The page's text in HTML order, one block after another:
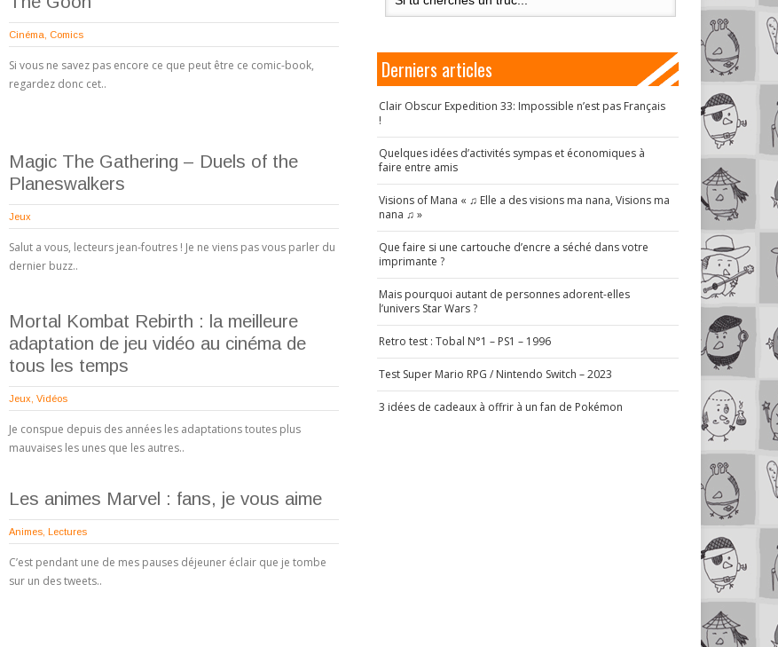
Cinéma Comics
Si vous ne savez pas encore ce que peut être ce comic-book,
regardez donc cet..
Magic The Gathering – Duels of the
Planeswalkers
Jeux
Salut a vous, lecteurs jean-foutres ! Je ne viens pas vous parler du
dernier buzz..
Mortal Kombat Rebirth : la meilleure
adaptation de jeu vidéo au cinéma de
tous les temps
Jeux Vidéos
Je conspue depuis des années les adaptations toutes plus
mauvaises les unes que les autres..
Les animes Marvel : fans, je vous aime
Animes Lectures
C’est pendant une de mes pauses déjeuner éclair que je tombe
sur un des tweets..
Derniers articles
Clair Obscur Expedition 33: Impossible n’est pas Français
!
Quelques idées d’activités sympas et économiques à
faire entre amis
Visions of Mana « ♫ Elle a des visions ma nana, Visions ma
nana ♫ »
Que faire si une cartouche d’encre a séché dans votre
imprimante ?
Mais pourquoi autant de personnes adorent-elles
l’univers Star Wars ?
Retro test : Tobal N°1 – PS1 – 1996
Test Super Mario RPG / Nintendo Switch – 2023
3 idées de cadeaux à offrir à un fan de Pokémon